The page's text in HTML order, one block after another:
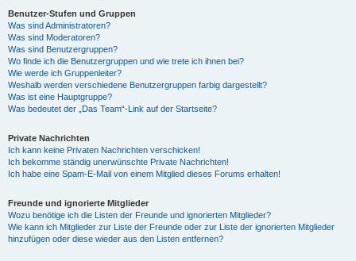
Benutzer-Stufen und Gruppen
Was sind Administratoren?
Was sind Moderatoren?
Was sind Benutzergruppen?
Wo finde ich die Benutzergruppen und wie trete ich ihnen bei?
Wie werde ich Gruppenleiter?
Weshalb werden verschiedene Benutzergruppen farbig dargestellt?
Was ist eine Hauptgruppe?
Was bedeutet der „Das Team“-Link auf der Startseite?
Private Nachrichten
Ich kann keine Privaten Nachrichten verschicken!
Ich bekomme ständig unerwünschte Private Nachrichten!
Ich habe eine Spam-E-Mail von einem Mitglied dieses Forums erhalten!
Freunde und ignorierte Mitglieder
Wozu benötige ich die Listen der Freunde und ignorierten Mitglieder?
Wie kann ich Mitglieder zur Liste der Freunde oder zur Liste der ignorierten Mitglieder
hinzufügen oder diese wieder aus den Listen entfernen?